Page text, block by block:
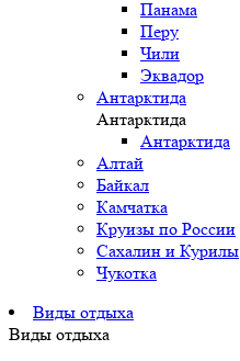
Панама
Перу
Чили
Эквадор
Антарктида
Антарктида
Антарктида
Алтай
Байкал
Камчатка
Круизы по России
Сахалин и Курилы
Чукотка
Виды отдыха
Виды отдыха